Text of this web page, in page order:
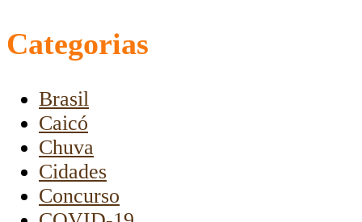
Categorias
Brasil
Caicó
Chuva
Cidades
Concurso